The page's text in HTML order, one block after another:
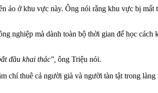
ảo ở khu vực này. Ông nói rằng khu vực bị
nghiệp mà dành toàn bộ thời gian để học
đầu khai thác", ông Triệu nói.
chí thuê cả người già và người tàn tật trong